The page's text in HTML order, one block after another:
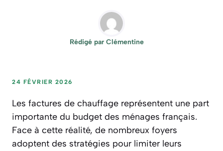
Rédigé par Clémentine
24 FÉVRIER 2026
Les factures de chauffage représentent une part
importante du budget des ménages français.
Face à cette réalité, de nombreux foyers
adoptent des stratégies pour limiter leurs